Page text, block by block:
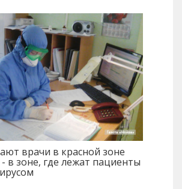
врачи в красной зоне
- в зоне, где лежат пациенты